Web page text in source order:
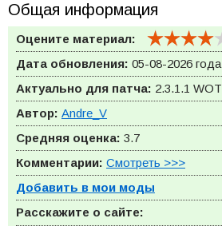
Общая информация
Оцените материал:
Дата обновления: 05-08-2026 года
Актуально для патча: 2.3.1.1 WOT
Автор: Andre_V
Средняя оценка: 3.7
Комментарии: Смотреть >>>
Добавить в мои моды
Расскажите о сайте: